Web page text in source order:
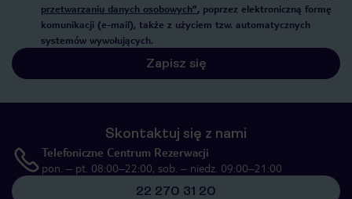
przetwarzaniu danych osobowych”, poprzez elektroniczną formę
komunikacji (e-mail), także z użyciem tzw. automatycznych
systemów wywołujących.
Zapisz się
Skontaktuj się z nami
Telefoniczne Centrum Rezerwacji
pon. – pt. 08:00–22:00, sob. – niedz. 09:00–21:00
22 270 31 20